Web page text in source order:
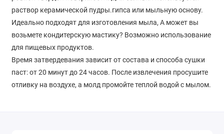
раствор керамической пудры.гипса или мыльную основу.
Идеально подходят для изготовления мыла, А может вы
возьмете кондитерскую мастику? Возможно использование
для пищевых продуктов.
Время затвердевания зависит от состава и способа сушки
паст: от 20 минут до 24 часов. После извлечения просушите
отливку на воздухе, а молд промойте теплой водой с мылом.